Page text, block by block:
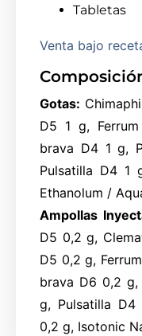
Tabletas
Venta bajo
Gotas:
D5 1 g,
brava D4 1 g,
Pulsatilla D4 1
Ethanolum /
Ampollas
D5 0,2 g,
D5 0,2 g,
brava D6 0,2 g,
g, Pulsatilla
0,2 g, Isotonic